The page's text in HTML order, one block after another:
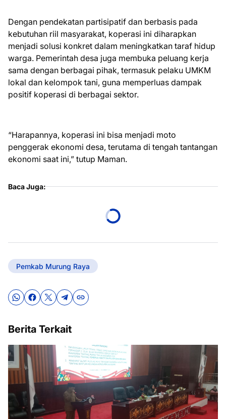
Dengan pendekatan partisipatif dan berbasis pada
kebutuhan riil masyarakat, koperasi ini diharapkan
menjadi solusi konkret dalam meningkatkan taraf hidup
warga. Pemerintah desa juga membuka peluang kerja
sama dengan berbagai pihak, termasuk pelaku UMKM
lokal dan kelompok tani, guna memperluas dampak
positif koperasi di berbagai sektor.
“Harapannya, koperasi ini bisa menjadi moto
penggerak ekonomi desa, terutama di tengah tantangan
ekonomi saat ini,” tutup Maman.
Baca Juga:
Pemkab Murung Raya
Berita Terkait